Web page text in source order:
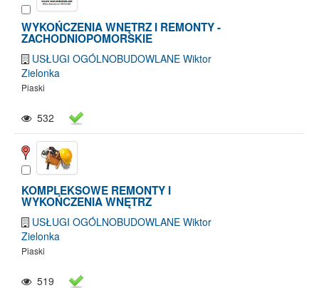
WYKOŃCZENIA WNĘTRZ I REMONTY -
ZACHODNIOPOMORSKIE
USŁUGI OGÓLNOBUDOWLANE Wiktor
Zielonka
Piaski
532
KOMPLEKSOWE REMONTY I
WYKOŃCZENIA WNĘTRZ
USŁUGI OGÓLNOBUDOWLANE Wiktor
Zielonka
Piaski
519